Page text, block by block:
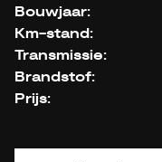
Bouwjaar:
Km-stand:
Transmissie:
Brandstof:
Prijs: